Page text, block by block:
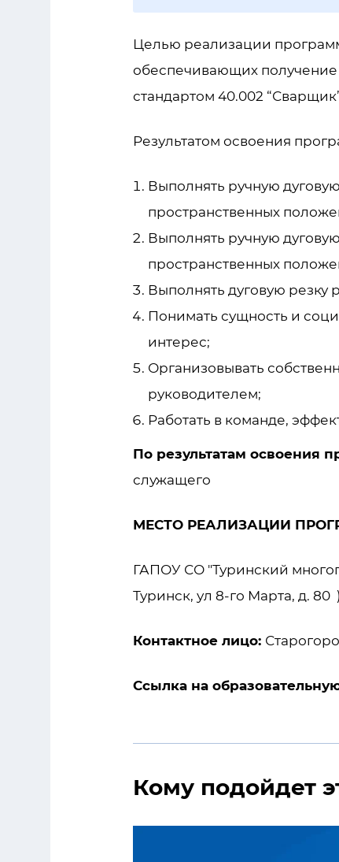
Целью реализации
обеспечивающих получение
стандартом 40.002
Результатом освоения
Выполнять ручную
пространственных
Выполнять ручную
пространственных
Выполнять дуговую резку
Понимать сущность и
интерес;
Организовывать
руководителем;
Работать в команде,
По результатам освоения
служащего
МЕСТО РЕАЛИЗАЦИИ
ГАПОУ СО "Туринский
Туринск, ул 8-го Марта, д. 80 )
Контактное лицо:
Ссылка на
Кому подойдет